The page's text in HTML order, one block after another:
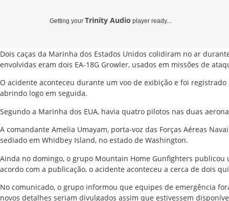
Getting your Trinity Audio player ready...
Dois caças da Marinha dos Estados Unidos colidiram no ar
envolvidas eram dois EA-18G Growler, usados em missões de
O acidente aconteceu durante um voo de exibição e foi
abrindo logo em seguida.
Segundo a Marinha dos EUA, havia quatro pilotos nas duas
A comandante Amelia Umayam, porta-voz das Forças Aéreas
sediado em Whidbey Island, no estado de Washington.
Ainda no domingo, o grupo Mountain Home Gunfighters
acordo com a publicação, o acidente aconteceu a cerca de dois
No comunicado, o grupo informou que equipes de emergência
novos detalhes seriam divulgados assim que estivessem